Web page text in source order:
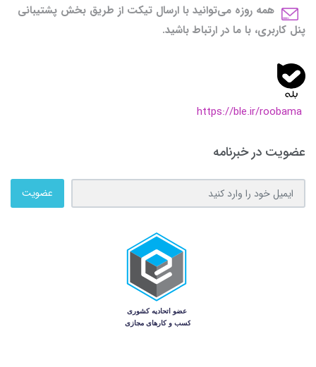
همه روزه می‌توانید با ارسال تیکت از طریق بخش پشتیبانی
پنل کاربری، با ما در ارتباط باشید.
https://ble.ir/roobama
عضویت در خبرنامه
عضویت